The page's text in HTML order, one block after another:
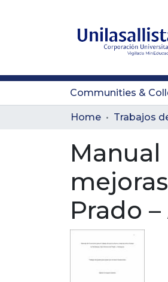
Communities &
Home Trabajos
Prado